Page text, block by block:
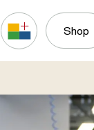
Konfigurator Shop